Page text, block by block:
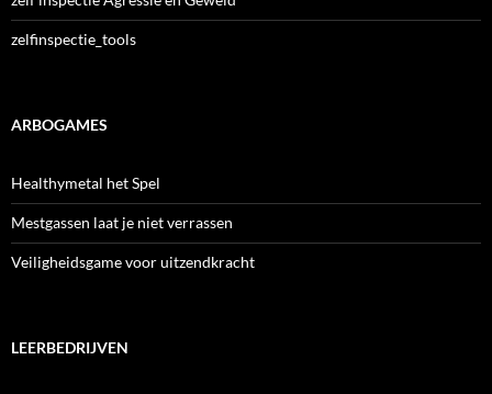
zelfinspectie_tools
ARBOGAMES
Healthymetal het Spel
Mestgassen laat je niet verrassen
Veiligheidsgame voor uitzendkracht
LEERBEDRIJVEN